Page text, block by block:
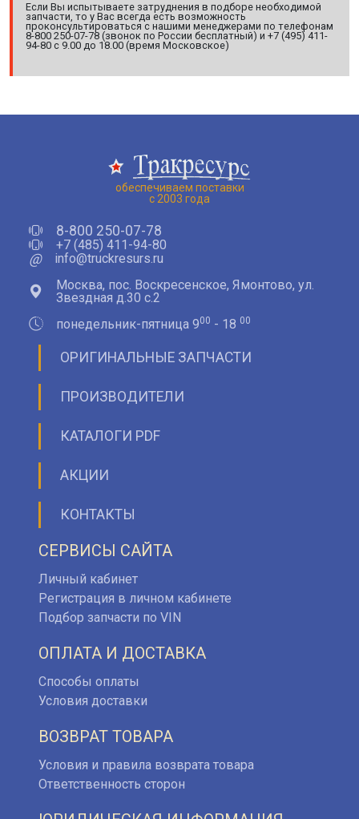
Если Вы испытываете затруднения в подборе необходимой
запчасти, то у Вас всегда есть возможность
проконсультироваться с нашими менеджерами по телефонам
8-800 250-07-78 (звонок по России бесплатный) и +7 (495) 411-
94-80 с 9.00 до 18.00 (время Московское)
обеспечиваем поставки
с 2003 года
8-800 250-07-78
+7 (485) 411-94-80
@
info@truckresurs.ru
Москва, пос. Воскресенское, Ямонтово, ул.
Звездная д.30 с.2
понедельник-пятница 900 - 18 00
ОРИГИНАЛЬНЫЕ ЗАПЧАСТИ
ПРОИЗВОДИТЕЛИ
КАТАЛОГИ PDF
АКЦИИ
КОНТАКТЫ
СЕРВИСЫ САЙТА
Личный кабинет
Регистрация в личном кабинете
Подбор запчасти по VIN
ОПЛАТА И ДОСТАВКА
Способы оплаты
Условия доставки
ВОЗВРАТ ТОВАРА
Условия и правила возврата товара
Ответственность сторон